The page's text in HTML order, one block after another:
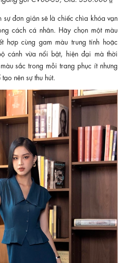
đơn giản sẽ là chiếc chìa khóa vạn
cách cá nhân. Hãy chọn một màu
hợp cùng gam màu trung tính hoặc
cánh vừa nổi bật, hiện đại mà thời
sắc trong mỗi trang phục ít nhưng
nên sự thu hút.